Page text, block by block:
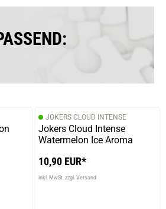
JOKERS CLOUD INTENSE
Jokers Cloud Intense
Watermelon Ice Aroma
10,90 EUR*
inkl. MwSt. zzgl. Versand